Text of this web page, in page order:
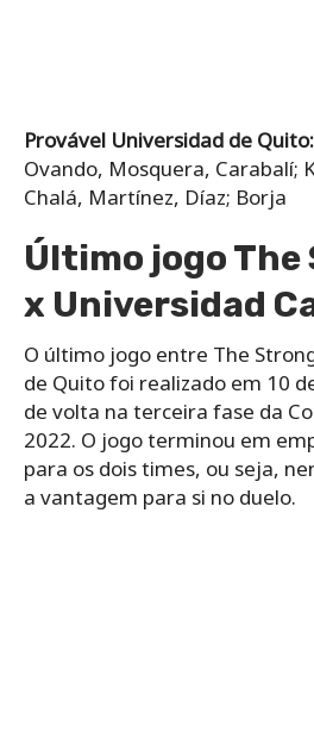
Provável Universidad de Quito:
Ovando, Mosquera, Carabalí;
Chalá, Martínez, Díaz; Borja
Último jogo
x Universidad
O último jogo entre The
de Quito foi realizado em 10
de volta na terceira fase da
2022. O jogo terminou em
para os dois times, ou seja,
a vantagem para si no duelo.